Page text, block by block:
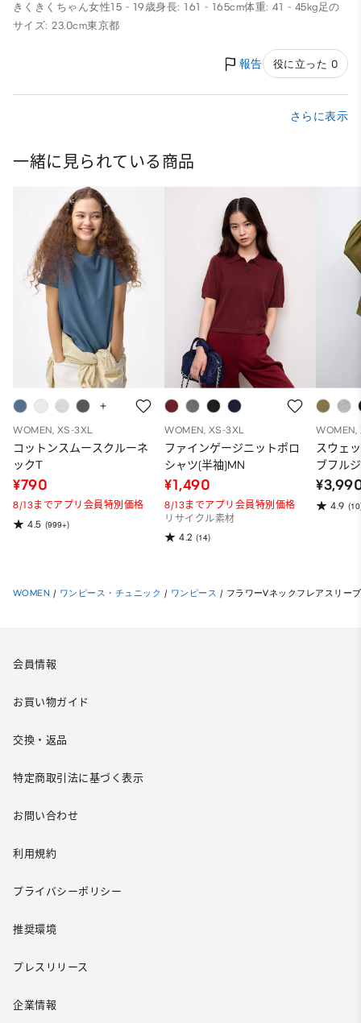
きくきくちゃん女性15 - 19歳身長: 161 - 165cm体重: 41 - 45kg足の
サイズ: 23.0cm東京都
報告 役に立った 0
さらに表示
一緒に見られている商品
WOMEN, XS-3XL
コットンスムースクルーネ
ックT
¥790
8/13までアプリ会員特別価格
4.5 (999+)
WOMEN, XS-3XL
ファインゲージニットポロ
シャツ(半袖)MN
¥1,490
8/13までアプリ会員特別価格
リサイクル素材
4.2 (14)
WOMEN,
スウェ
ブフル
ーパー
ット）
4.9
WOMEN / ワンピース・チュニック / ワンピース / フラワーVネックフレアスリー
会員情報
お買い物ガイド
交換・返品
特定商取引法に基づく表示
お問い合わせ
利用規約
プライバシーポリシー
推奨環境
プレスリリース
企業情報